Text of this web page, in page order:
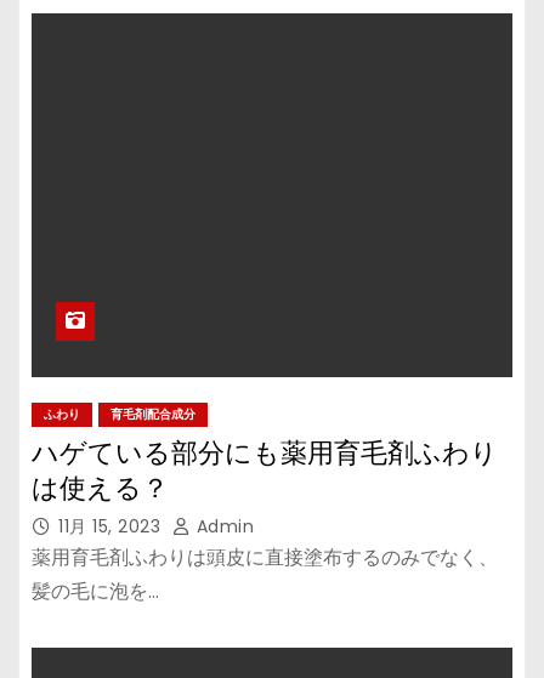
ふわり 育毛剤配合成分
ハゲている部分にも薬用育毛剤ふわり
は使える？
11月 15, 2023 Admin
薬用育毛剤ふわりは頭皮に直接塗布するのみでなく、
髪の毛に泡を…